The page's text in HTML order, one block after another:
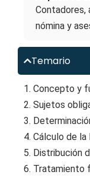
Contadores,
nómina y
Temario
1. Concepto y
2. Sujetos
3.
4. Cálculo de
5. Distribución
6. Tratamiento